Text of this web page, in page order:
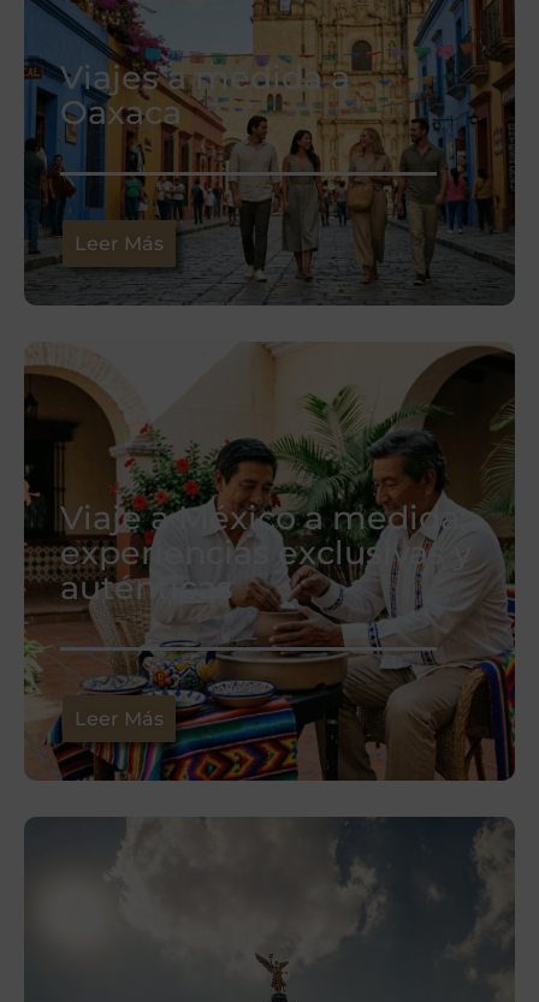
Viajes a medida a
Oaxaca
Leer Más
Viaje a México a medida:
experiencias exclusivas y
auténticas
Leer Más